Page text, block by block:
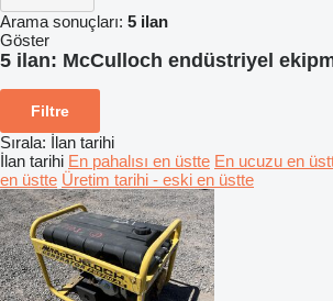
Arama sonuçları: 5 ilan
Göster
5 ilan: McCulloch endüstriyel
Filtre
Sırala: İlan tarihi
İlan tarihi En pahalısı en üstte En ucuzu en
en üstte Üretim tarihi - eski en üstte